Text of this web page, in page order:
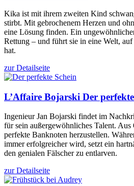
Kika ist mit ihrem zweiten Kind
stirbt. Mit gebrochenem Herzen und
eine Lösung finden. Ein
Rettung – und führt sie in eine Welt,
hat.
zur Detailseite
L’Affaire Bojarski Der
Ingenieur Jan Bojarski findet im
für sein außergewöhnliches Talent. Aus
perfekte Banknoten herzustellen.
immer erfolgreicher wird, setzt ein
den genialen Fälscher zu entlarven.
zur Detailseite